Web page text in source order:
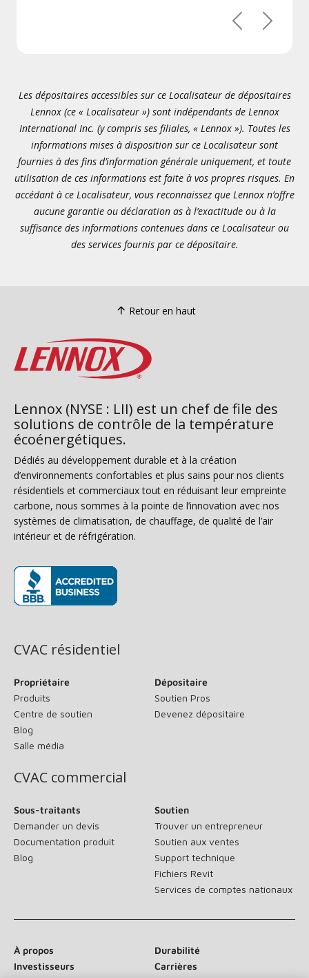
PrécédentSuivant
Les dépositaires accessibles sur ce Localisateur de dépositaires
Lennox (ce « Localisateur ») sont indépendants de Lennox
International Inc. (y compris ses filiales, « Lennox »). Toutes les
informations mises à disposition sur ce Localisateur sont
fournies à des fins d’information générale uniquement, et toute
utilisation de ces informations est faite à vos propres risques. En
accédant à ce Localisateur, vous reconnaissez que Lennox n’offre
aucune garantie ou déclaration as à l’exactitude ou à la
suffisance des informations contenues dans ce Localisateur ou
des services fournis par ce dépositaire.
Retour en haut
Lennox (NYSE : LII) est un chef de file des
solutions de contrôle de la température
écoénergétiques.
Dédiés au développement durable et à la création
d’environnements confortables et plus sains pour nos clients
résidentiels et commerciaux tout en réduisant leur empreinte
carbone, nous sommes à la pointe de l’innovation avec nos
systèmes de climatisation, de chauffage, de qualité de l’air
intérieur et de réfrigération.
CVAC résidentiel
Propriétaire
Produits
Centre de soutien
Blog
Salle média
Dépositaire
Soutien Pros
Devenez dépositaire
CVAC commercial
Sous-traitants
Demander un devis
Documentation produit
Blog
Soutien
Trouver un entrepreneur
Soutien aux ventes
Support technique
Fichiers Revit
Services de comptes nationaux
À propos
Durabilité
Investisseurs
Carrières